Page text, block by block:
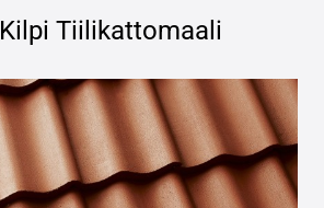
Kilpi Tiilikattomaali